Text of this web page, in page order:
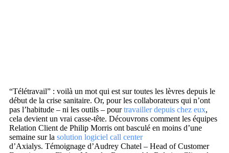
“Télétravail” : voilà un mot qui est sur toutes les lèvres depuis le
début de la crise sanitaire. Or, pour les collaborateurs qui n’ont
pas l’habitude – ni les outils – pourtravailler depuis chez eux,
cela devient un vrai casse-tête. Découvrons comment les équipes
Relation Client de Philip Morris ont basculé en moins d’une
semaine sur la solution logiciel call center
d’Axialys. Témoignage d’Audrey Chatel – Head of Customer